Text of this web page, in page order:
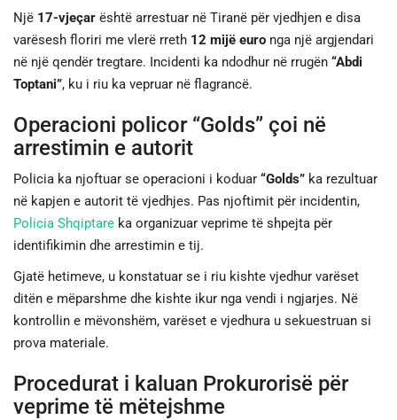
TECH
JETA
SHENDETI
Një 17-vjeçar është arrestuar në Tiranë për vjedhjen e disa
varësesh floriri me vlerë rreth 12 mijë euro nga një argjendari
në një qendër tregtare. Incidenti ka ndodhur në rrugën “Abdi
Toptani”, ku i riu ka vepruar në flagrancë.
Operacioni policor “Golds” çoi në
arrestimin e autorit
Policia ka njoftuar se operacioni i koduar “Golds” ka rezultuar
në kapjen e autorit të vjedhjes. Pas njoftimit për incidentin,
Policia Shqiptare ka organizuar veprime të shpejta për
identifikimin dhe arrestimin e tij.
Gjatë hetimeve, u konstatuar se i riu kishte vjedhur varëset
ditën e mëparshme dhe kishte ikur nga vendi i ngjarjes. Në
kontrollin e mëvonshëm, varëset e vjedhura u sekuestruan si
prova materiale.
Procedurat i kaluan Prokurorisë për
veprime të mëtejshme